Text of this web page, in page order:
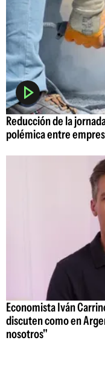
Reducción de la
polémica entre
Economista Iván
discuten como en
nosotros"